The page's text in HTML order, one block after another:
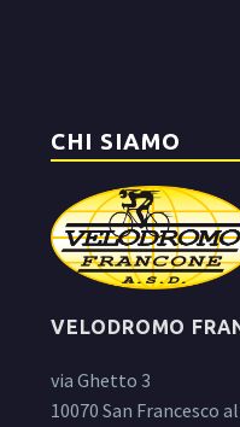
CHI SIAMO
VELODROMO
via Ghetto 3
10070 San Francesco